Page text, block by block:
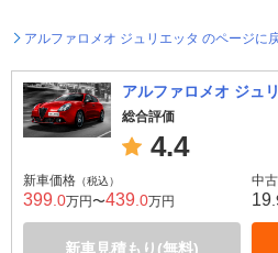
アルファロメオ ジュリエッタ のページに
アルファロメオ ジュ
総合評価
4.4
新車価格 （税込）
399 .0万円〜439 .0万円
新車見積もり(無料)
中
19